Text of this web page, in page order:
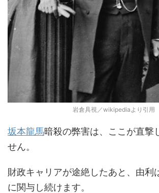
岩倉具視／wikipediaより引用
坂本龍馬暗殺の弊害は、ここが直撃
せん。
財政キャリアが途絶したあと、由利
に関与し続けます。